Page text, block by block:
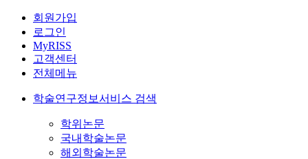
회원가입
로그인
MyRISS
고객센터
전체메뉴
학술연구정보서비스 검색
학위논문
국내학술논문
해외학술논문